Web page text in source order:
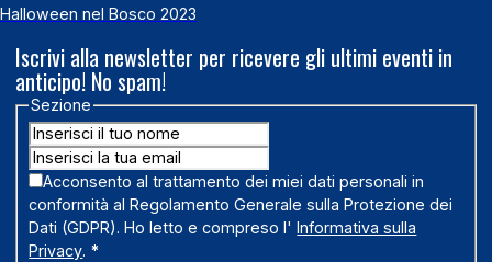
Halloween nel Bosco 2023
Iscrivi alla newsletter per ricevere gli ultimi eventi in
anticipo! No spam!
Sezione
Acconsento al trattamento dei miei dati personali in
conformità al Regolamento Generale sulla Protezione dei
Dati (GDPR). Ho letto e compreso l'Informativa sulla
Privacy. *